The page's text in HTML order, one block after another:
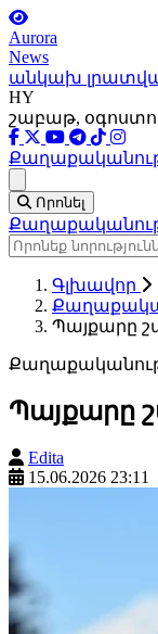
Aurora
News
անկախ
HY
շաբաթ, օգոստոս
Որոնել
Գլխավոր
Պայքարը
Պայքարը
Edita
15.06.2026 23:11